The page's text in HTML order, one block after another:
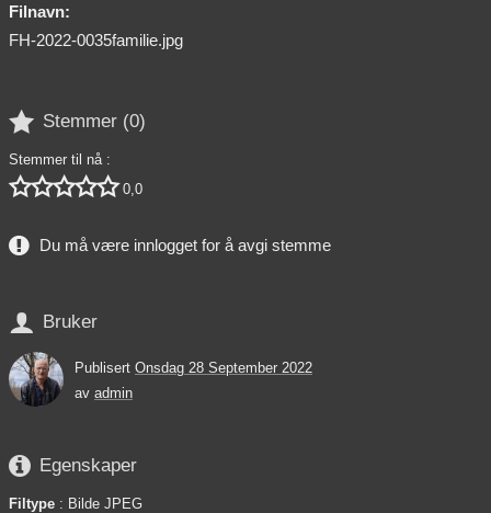
Filnavn:
FH-2022-0035familie.jpg
 Stemmer (0)
Stemmer til nå :
 0,0
Du må være innlogget for å avgi stemme
 Bruker
Publisert Onsdag 28 September 2022
av admin
 Egenskaper
Filtype : Bilde JPEG